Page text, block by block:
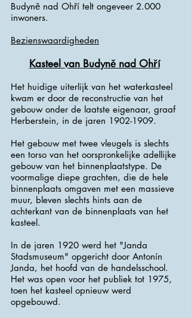
Budyně nad Ohří telt ongeveer 2.000
inwoners.
Bezienswaardigheden
Kasteel van Budyně nad Ohří
Het huidige uiterlijk van het waterkasteel
kwam er door de reconstructie van het
gebouw onder de laatste eigenaar, graaf
Herberstein, in de jaren 1902-1909.
Het gebouw met twee vleugels is slechts
een torso van het oorspronkelijke adellijke
gebouw van het binnenplaatstype. De
voormalige diepe grachten, die de hele
binnenplaats omgaven met een massieve
muur, bleven slechts hints aan de
achterkant van de binnenplaats van het
kasteel.
In de jaren 1920 werd het "Janda
Stadsmuseum" opgericht door Antonín
Janda, het hoofd van de handelsschool.
Het was open voor het publiek tot 1975,
toen het kasteel opnieuw werd
opgebouwd.